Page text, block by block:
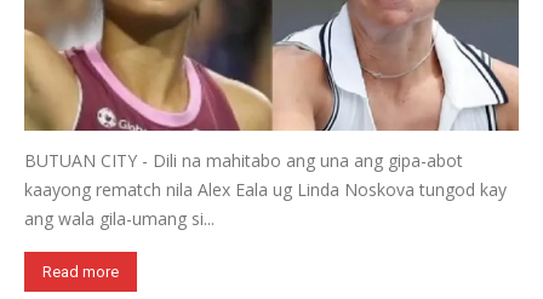
BUTUAN CITY - Dili na mahitabo ang una ang gipa-abot
kaayong rematch nila Alex Eala ug Linda Noskova tungod kay
ang wala gila-umang si...
Read more